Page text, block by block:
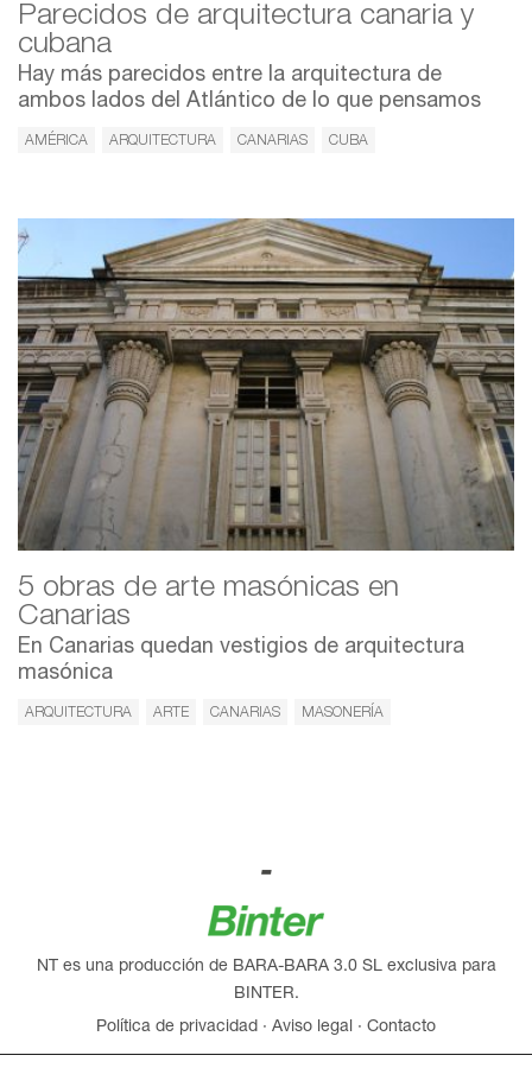
Parecidos de arquitectura canaria y
cubana
Hay más parecidos entre la arquitectura de
ambos lados del Atlántico de lo que pensamos
AMÉRICA ARQUITECTURA CANARIAS CUBA
5 obras de arte masónicas en
Canarias
En Canarias quedan vestigios de arquitectura
masónica
ARQUITECTURA ARTE CANARIAS MASONERÍA
NT es una producción de BARA-BARA 3.0 SL exclusiva para
BINTER.
Política de privacidad · Aviso legal · Contacto